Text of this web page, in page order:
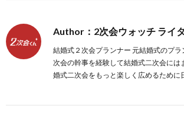
Author：2次会ウォッチ ライ
結婚式２次会プランナー 元結婚式のプ
次会の幹事を経験して結婚式二次会には
婚式二次会をもっと楽しく広めるために